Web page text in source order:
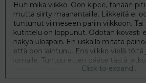
Huh mikä viikko. Oon kipee, tänään
mutta siirty maanantaille. Liikkeitä ei
tuntunut viimeseen pariin viikkoon. Tai
kutittelu on loppunut. Odotan kovasti
näkyä ulospäin. En uskalla mitata
että oon laihtunu. Ens viikko vielä töitä
lomalle. Tuntuu etten pääse tästä
menetyksen pelosta ikinä eroon.
Click to expand...